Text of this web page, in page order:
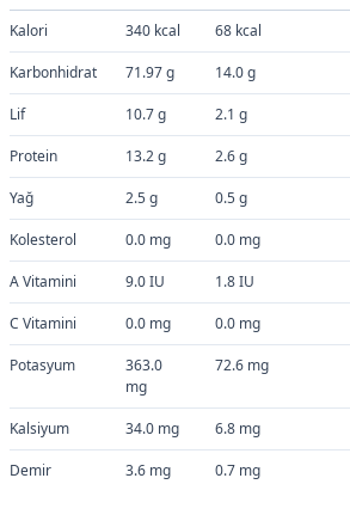
Kalori 340 kcal 68 kcal
Karbonhidrat 71.97 g 14.0 g
Lif 10.7 g 2.1 g
Protein 13.2 g 2.6 g
Yağ 2.5 g 0.5 g
Kolesterol 0.0 mg 0.0 mg
A Vitamini 9.0 IU 1.8 IU
C Vitamini 0.0 mg 0.0 mg
Potasyum
363.0
mg
72.6 mg
Kalsiyum 34.0 mg 6.8 mg
Demir 3.6 mg 0.7 mg